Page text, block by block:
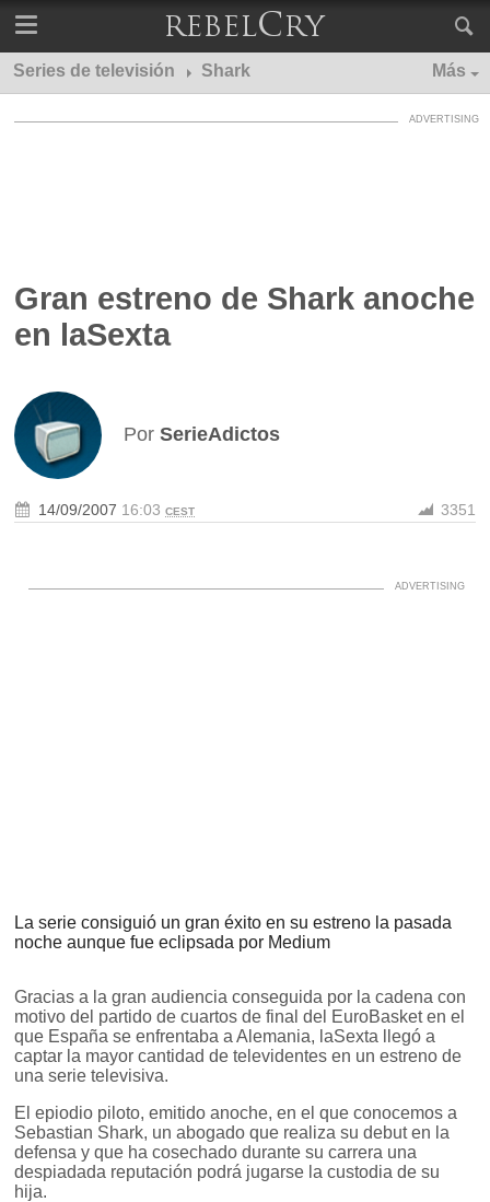
Series de televisión Shark Más
Gran estreno de Shark anoche
en laSexta
PorSerieAdictos
14/09/2007 16:03CEST 3351
La serie consiguió un gran éxito en su estreno la pasada
noche aunque fue eclipsada por Medium
Gracias a la gran audiencia conseguida por la cadena con
motivo del partido de cuartos de final del EuroBasket en el
que España se enfrentaba a Alemania, laSexta llegó a
captar la mayor cantidad de televidentes en un estreno de
una serie televisiva.
El epiodio piloto, emitido anoche, en el que conocemos a
Sebastian Shark, un abogado que realiza su debut en la
defensa y que ha cosechado durante su carrera una
despiadada reputación podrá jugarse la custodia de su
hija.